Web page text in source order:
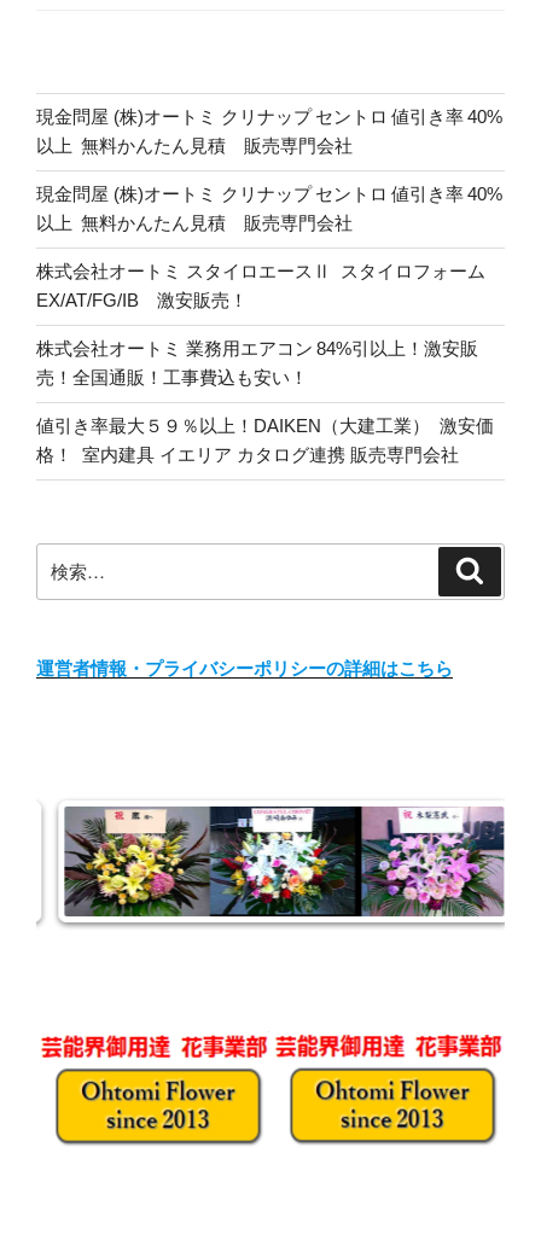
現金問屋 (株)オートミ クリナップ セントロ 値引き率 40%
以上 無料かんたん見積 販売専門会社
現金問屋 (株)オートミ クリナップ セントロ 値引き率 40%
以上 無料かんたん見積 販売専門会社
株式会社オートミ スタイロエースⅡ スタイロフォーム
EX/AT/FG/IB 激安販売！
株式会社オートミ 業務用エアコン 84%引以上！激安販
売！全国通販！工事費込も安い！
値引き率最大５９％以上！DAIKEN（大建工業） 激安価
格！ 室内建具 イエリア カタログ連携 販売専門会社
索:
運営者情報・プライバシーポリシーの詳細はこちら